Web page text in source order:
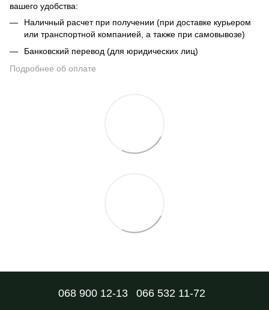
вашего удобства:
Наличный расчет при получении (при доставке курьером
или транспортной компанией, а также при самовывозе)
Банковский перевод (для юридических лиц)
Подробнее об оплате
068 900 12-13 066 532 11-72